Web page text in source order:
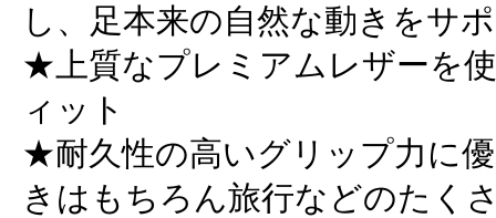
し、足本来の自然な動きをサ
★上質なプレミアムレザーを
ィット
★耐久性の高いグリップ力に
きはもちろん旅行などのたく